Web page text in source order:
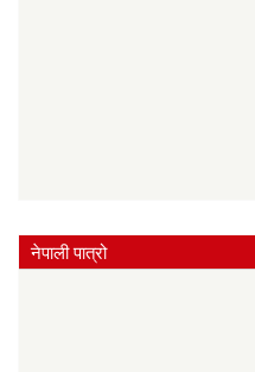
नेपाली पात्रो